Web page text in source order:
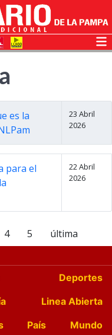
es la
23 Abril
2026
para el
22 Abril
2026
4 5 última
Deportes
Linea Abierta
País
Mundo